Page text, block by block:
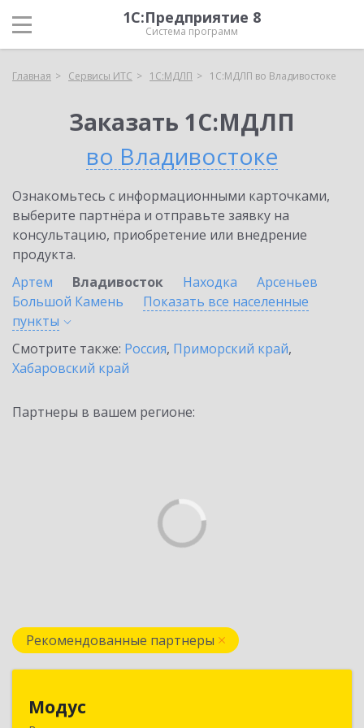
1С:Предприятие 8
Система программ
Главная Сервисы ИТС 1С:МДЛП 1С:МДЛП во Владивостоке
Заказать 1С:МДЛП
во Владивостоке
Ознакомьтесь с информационными карточками,
выберите партнёра и отправьте заявку на
консультацию, приобретение или внедрение
продукта.
Артем
Владивосток Находка
Арсеньев
Большой Камень
Показать все населенные
пункты
Смотрите также: Россия, Приморский край,
Хабаровский край
Партнеры в вашем регионе:
Рекомендованные партнеры
Модус